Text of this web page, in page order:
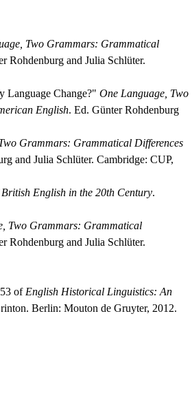
Two Grammars: Grammatical
Rohdenburg and Julia Schlüter.
Change?" One Language, Two
English. Ed. Günter Rohdenburg
Grammars: Grammatical Differences
and Julia Schlüter. Cambridge: CUP,
English in the 20th Century.
Two Grammars: Grammatical
Rohdenburg and Julia Schlüter.
of English Historical Linguistics: An
Berlin: Mouton de Gruyter, 2012.